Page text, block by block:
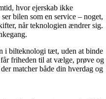
hvor ejerskab ikke
bilen som en service – noget,
når teknologien ændrer sig.
i bilteknologi tæt, uden at binde
friheden til at vælge, prøve og
matcher både din hverdag og